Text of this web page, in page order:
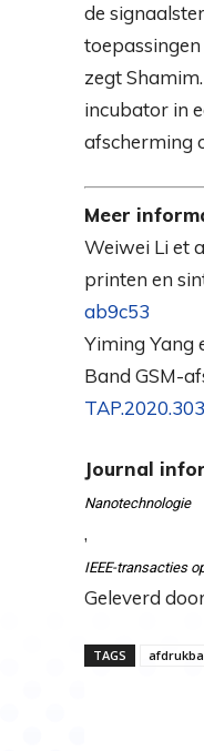
de
zegt
incubator in
afscherming
Meer
Weiwei Li et
printen en
ab9c53
Yiming Yang
Band GSM-
Journal
Nanotechnologie
,
IEEE-transacties
Geleverd
TAGS